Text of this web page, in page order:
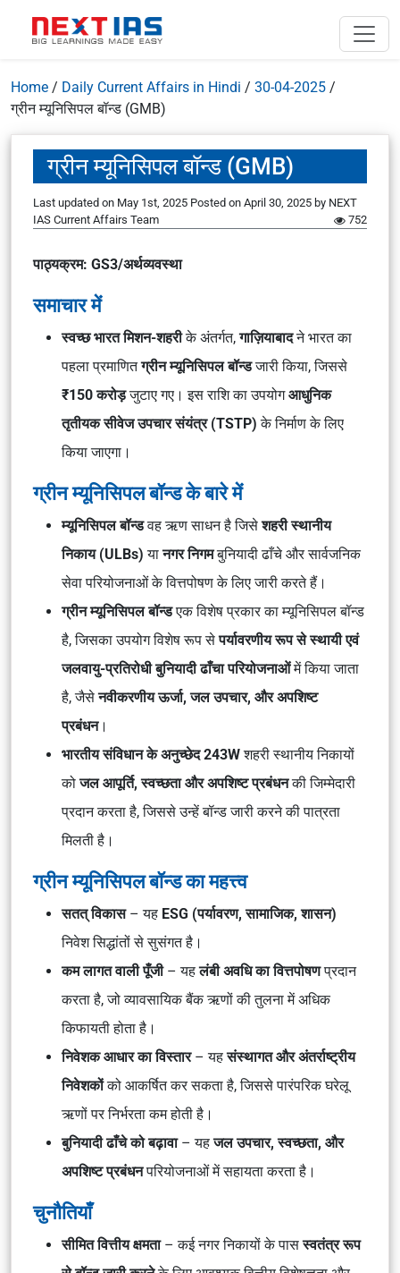
Home / Daily Current Affairs in Hindi / 30-04-2025 /
ग्रीन म्यूनिसिपल बॉन्ड (GMB)
ग्रीन म्यूनिसिपल बॉन्ड (GMB)
Last updated on May 1st, 2025 Posted on April 30, 2025 by NEXT
IAS Current Affairs Team
752
पाठ्यक्रम: GS3/अर्थव्यवस्था
समाचार में
स्वच्छ भारत मिशन-शहरीके अंतर्गत,गाज़ियाबादने भारत का
पहला प्रमाणितग्रीन म्यूनिसिपल बॉन्डजारी किया, जिससे
₹150 करोड़जुटाए गए। इस राशि का उपयोगआधुनिक
तृतीयक सीवेज उपचार संयंत्र (TSTP) के निर्माण के लिए
किया जाएगा।
ग्रीन म्यूनिसिपल बॉन्ड के बारे में
म्यूनिसिपल बॉन्डवह ऋण साधन है जिसेशहरी स्थानीय
निकाय (ULBs) यानगर निगमबुनियादी ढाँचे और सार्वजनिक
सेवा परियोजनाओं के वित्तपोषण के लिए जारी करते हैं।
ग्रीन म्यूनिसिपल बॉन्डएक विशेष प्रकार का म्यूनिसिपल बॉन्ड
है, जिसका उपयोग विशेष रूप सेपर्यावरणीय रूप से स्थायी एवं
जलवायु-प्रतिरोधी बुनियादी ढाँचा परियोजनाओंमें किया जाता
है, जैसेनवीकरणीय ऊर्जा, जल उपचार, और अपशिष्ट
प्रबंधन।
भारतीय संविधान के अनुच्छेद 243Wशहरी स्थानीय निकायों
कोजल आपूर्ति, स्वच्छता और अपशिष्ट प्रबंधनकी जिम्मेदारी
प्रदान करता है, जिससे उन्हें बॉन्ड जारी करने की पात्रता
मिलती है।
ग्रीन म्यूनिसिपल बॉन्ड का महत्त्व
सतत् विकास– यह ESG (पर्यावरण, सामाजिक, शासन)
निवेश सिद्धांतों से सुसंगत है।
कम लागत वाली पूँजी– यहलंबी अवधि का वित्तपोषणप्रदान
करता है, जो व्यावसायिक बैंक ऋणों की तुलना में अधिक
किफायती होता है।
निवेशक आधार का विस्तार– यहसंस्थागत और अंतर्राष्ट्रीय
निवेशकोंको आकर्षित कर सकता है, जिससे पारंपरिक घरेलू
ऋणों पर निर्भरता कम होती है।
बुनियादी ढाँचे को बढ़ावा– यहजल उपचार, स्वच्छता, और
अपशिष्ट प्रबंधनपरियोजनाओं में सहायता करता है।
चुनौतियाँ
सीमित वित्तीय क्षमता– कई नगर निकायों के पासस्वतंत्र रूप